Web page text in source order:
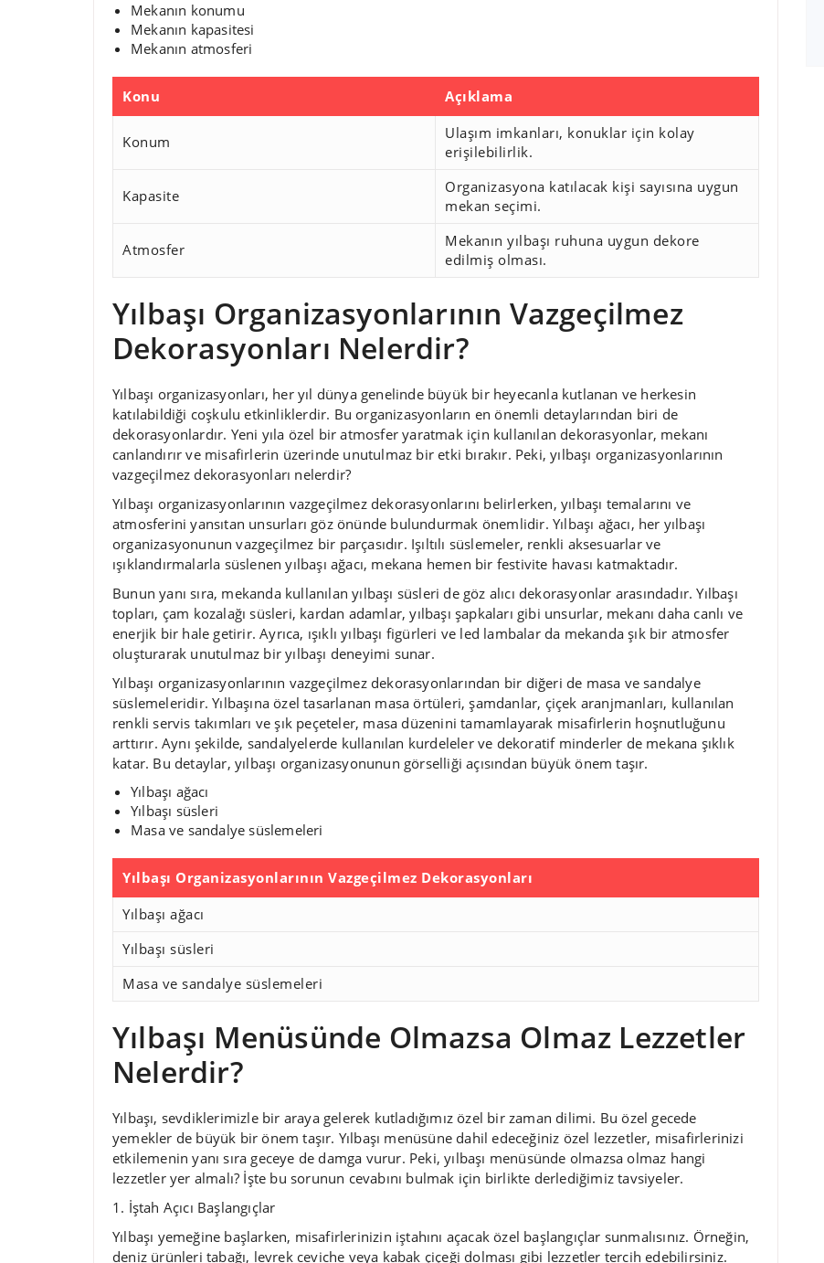
Mekanın konumu
Mekanın kapasitesi
Mekanın atmosferi
Konu Açıklama
Konum
Ulaşım imkanları, konuklar için kolay
erişilebilirlik.
Kapasite
Organizasyona katılacak kişi sayısına uygun
mekan seçimi.
Atmosfer
Mekanın yılbaşı ruhuna uygun dekore
edilmiş olması.
Yılbaşı Organizasyonlarının Vazgeçilmez
Dekorasyonları Nelerdir?
Yılbaşı organizasyonları, her yıl dünya genelinde büyük bir heyecanla kutlanan ve herkesin
katılabildiği coşkulu etkinliklerdir. Bu organizasyonların en önemli detaylarından biri de
dekorasyonlardır. Yeni yıla özel bir atmosfer yaratmak için kullanılan dekorasyonlar, mekanı
canlandırır ve misafirlerin üzerinde unutulmaz bir etki bırakır. Peki, yılbaşı organizasyonlarının
vazgeçilmez dekorasyonları nelerdir?
Yılbaşı organizasyonlarının vazgeçilmez dekorasyonlarını belirlerken, yılbaşı temalarını ve
atmosferini yansıtan unsurları göz önünde bulundurmak önemlidir. Yılbaşı ağacı, her yılbaşı
organizasyonunun vazgeçilmez bir parçasıdır. Işıltılı süslemeler, renkli aksesuarlar ve
ışıklandırmalarla süslenen yılbaşı ağacı, mekana hemen bir festivite havası katmaktadır.
Bunun yanı sıra, mekanda kullanılan yılbaşı süsleri de göz alıcı dekorasyonlar arasındadır. Yılbaşı
topları, çam kozalağı süsleri, kardan adamlar, yılbaşı şapkaları gibi unsurlar, mekanı daha canlı ve
enerjik bir hale getirir. Ayrıca, ışıklı yılbaşı figürleri ve led lambalar da mekanda şık bir atmosfer
oluşturarak unutulmaz bir yılbaşı deneyimi sunar.
Yılbaşı organizasyonlarının vazgeçilmez dekorasyonlarından bir diğeri de masa ve sandalye
süslemeleridir. Yılbaşına özel tasarlanan masa örtüleri, şamdanlar, çiçek aranjmanları, kullanılan
renkli servis takımları ve şık peçeteler, masa düzenini tamamlayarak misafirlerin hoşnutluğunu
arttırır. Aynı şekilde, sandalyelerde kullanılan kurdeleler ve dekoratif minderler de mekana şıklık
katar. Bu detaylar, yılbaşı organizasyonunun görselliği açısından büyük önem taşır.
Yılbaşı ağacı
Yılbaşı süsleri
Masa ve sandalye süslemeleri
Yılbaşı Organizasyonlarının Vazgeçilmez Dekorasyonları
Yılbaşı ağacı
Yılbaşı süsleri
Masa ve sandalye süslemeleri
Yılbaşı Menüsünde Olmazsa Olmaz Lezzetler
Nelerdir?
Yılbaşı, sevdiklerimizle bir araya gelerek kutladığımız özel bir zaman dilimi. Bu özel gecede
yemekler de büyük bir önem taşır. Yılbaşı menüsüne dahil edeceğiniz özel lezzetler, misafirlerinizi
etkilemenin yanı sıra geceye de damga vurur. Peki, yılbaşı menüsünde olmazsa olmaz hangi
lezzetler yer almalı? İşte bu sorunun cevabını bulmak için birlikte derlediğimiz tavsiyeler.
1. İştah Açıcı Başlangıçlar
Yılbaşı yemeğine başlarken, misafirlerinizin iştahını açacak özel başlangıçlar sunmalısınız. Örneğin,
deniz ürünleri tabağı, levrek ceviche veya kabak çiçeği dolması gibi lezzetler tercih edebilirsiniz.